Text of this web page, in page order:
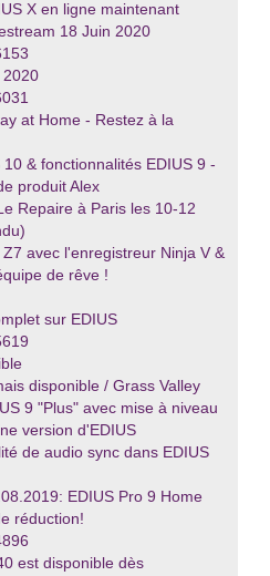
X en ligne maintenant
18 Juin 2020
2020
at Home - Restez à la
& fonctionnalités EDIUS 9 -
produit Alex
Repaire à Paris les 10-12
avec l'enregistreur Ninja V &
de rêve !
sur EDIUS
disponible / Grass Valley
9 "Plus" avec mise à niveau
version d'EDIUS
de audio sync dans EDIUS
EDIUS Pro 9 Home
réduction!
est disponible dès